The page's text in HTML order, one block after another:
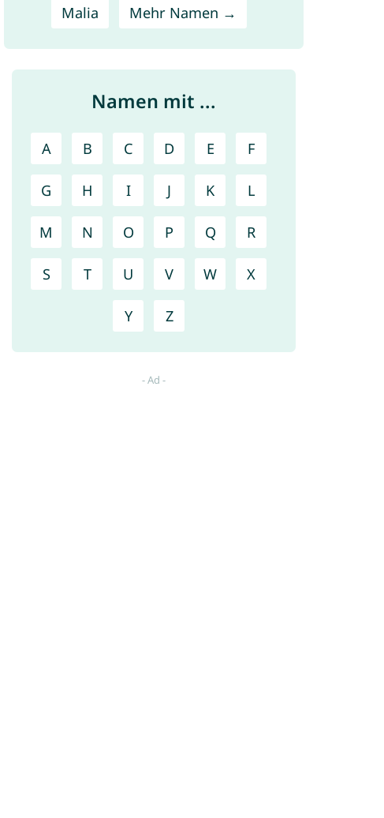
Malia Mehr Namen →
Namen mit ...
A B C D E F
G H I J K L
M N O P Q R
S T U V W X
Y Z